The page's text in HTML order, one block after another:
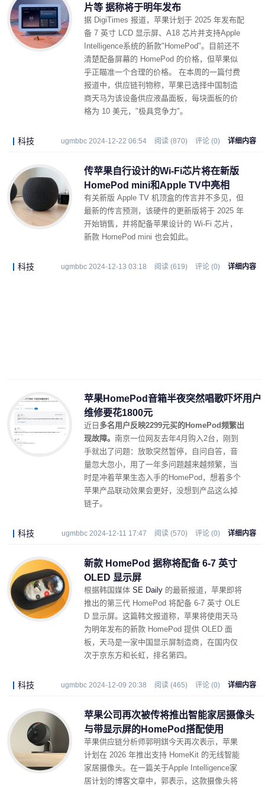
片等 据称将于明年发布
据 DigiTimes 报道，苹果计划于 2025 年发布配
备 7 英寸 LCD 显示屏、A18 芯片并支持Apple
Intelligence系统的新款"HomePod"。目前还不
清楚配备屏幕的 HomePod 的价格，但苹果似
乎正瞄准一个合理的价格。 在本周的一篇付费
报道中，供应链刊物称，苹果已选择中国制造
商天马为该设备供应液晶面板，每块面板的价
格为 10 美元，"极具竞争力"。
科技 ugmbbc 2024-12-22 06:54 阅读 (870) 评论 (0) 详细内容
传苹果自行设计的Wi-Fi芯片将在新版
HomePod mini和Apple TV中亮相
有关新版 Apple TV 机顶盒的传言并不多见，但
最新的传言预测，该硬件的更新版将于 2025 年
开始销售，并将配备苹果设计的 Wi-Fi 芯片，
新款 HomePod mini 也会如此。
科技 ugmbbc 2024-12-13 03:18 阅读 (619) 评论 (0) 详细内容
苹果HomePod音箱半夜突然唱歌吓坏用户
维修要花1800元
近日 多名用户反映2299元买的HomePod频繁出
现故障。 南京一位网友去年4月购入2台，刚到
手就出了问题：放歌突然暂停，自问自答，音
量忽大忽小，用了一年多问题越来越频繁，当
时是冲着苹果生态入手的HomePod，想着多个
苹果产品联动效果会更好，没想到产品这么掉
链子。
科技 ugmbbc 2024-12-11 17:47 阅读 (570) 评论 (0) 详细内容
新款 HomePod 据称将配备 6-7 英寸
OLED 显示屏
根据韩国媒体 SE Daily 的最新报道，苹果即将
推出的第三代 HomePod 将配备 6-7 英寸 OLE
D 显示屏。这篇韩文报道称，苹果将使用天马
为明年发布的新款 HomePod 提供 OLED 面
板，天马是一家中国显示屏制造商，在国内仅
次于京东方和长虹，排名第四。
科技 ugmbbc 2024-12-09 20:38 阅读 (465) 评论 (0) 详细内容
苹果公司再次被传将推出智能家居摄像头
与带显示屏的HomePod搭配使用
苹果供应链分析师郭明錤今天再次表示，苹果
计划在 2026 年推出支持 HomeKit 的无线智能
家居摄像头。在一篇关于Apple Intelligence家
居计划的博客文章中，郭表示，这款摄像头将